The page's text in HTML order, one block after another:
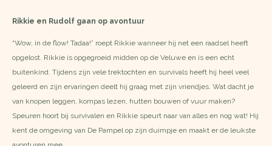
Rikkie en Rudolf gaan op avontuur
“Wow, in de flow! Tadaa!” roept Rikkie wanneer hij net een raadsel heeft
opgelost. Rikkie is opgegroeid midden op de Veluwe en is een echt
buitenkind. Tijdens zijn vele trektochten en survivals heeft hij heel veel
geleerd en zijn ervaringen deelt hij graag met zijn vriendjes. Wat dacht je
van knopen leggen, kompas lezen, hutten bouwen of vuur maken?
Speuren hoort bij survivalen en Rikkie speurt naar van alles en nog wat! Hij
kent de omgeving van De Pampel op zijn duimpje en maakt er de leukste